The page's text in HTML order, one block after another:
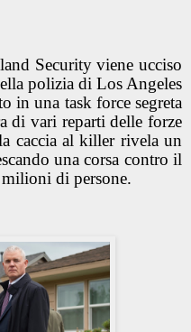
Security viene ucciso
polizia di Los Angeles
in una task force segreta
di vari reparti delle forze
caccia al killer rivela un
una corsa contro il
di persone.